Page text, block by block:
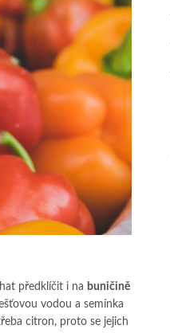
předklíčit i na buničině
vodou a semínka
citron, proto se jejich